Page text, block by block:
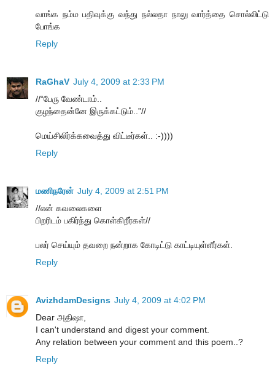
வாங்க நம்ம பதிவுக்கு வந்து நல்லதா நாலு வார்த்தை சொல்லிட்டு
போங்க
Reply
RaGhaV July 4, 2009 at 2:33 PM
//“பேரு வேண்டாம்..
குழந்தைன்னே இருக்கட்டும்..”//
மெய்சிலிர்க்கவைத்து விட்டீர்கள்.. :-))))
Reply
மணிநரேன் July 4, 2009 at 2:51 PM
//என் கவலைகளை
பிறரிடம் பகிர்ந்து கொள்கிறீர்கள்//
பலர் செய்யும் தவறை நன்றாக கோடிட்டு காட்டியுள்ளீர்கள்.
Reply
AvizhdamDesigns July 4, 2009 at 4:02 PM
Dear அதிஷா,
I can't understand and digest your comment.
Any relation between your comment and this poem..?
Reply